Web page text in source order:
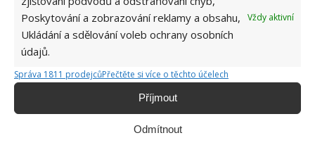
Poskytování a zobrazování reklamy a obsahu,
Ukládání a sdělování voleb ochrany osobních
údajů.
Vždy aktivní
Správa 1811 prodejcůPřečtěte si více o těchto účelech
Příjmout
Odmítnout